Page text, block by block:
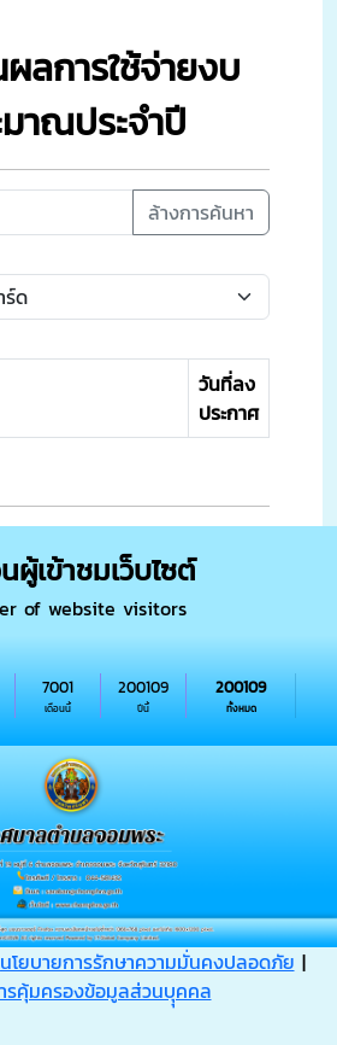
ลการใช้จ่ายงบ
าณประจำปี
ล้างการค้นหา
วันที่ลง
ประกาศ
ผู้เข้าชมเว็บไซต์
of website visitors
เดือนนี้
7001
ปีนี้
200109
ทั้งหมด
200109
นโยบายการรักษาความมั่นคงปลอดภัย |
รคุ้มครองข้อมูลส่วนบุุคคล